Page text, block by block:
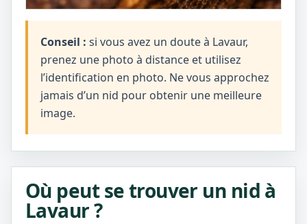
Conseil : si vous avez un doute à Lavaur,
prenez une photo à distance et utilisez
l’identification en photo. Ne vous approchez
jamais d’un nid pour obtenir une meilleure
image.
Où peut se trouver un nid à
Lavaur ?